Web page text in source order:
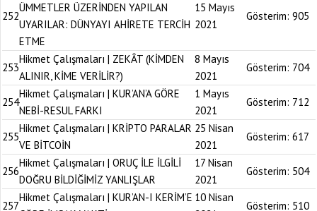
252
ÜMMETLER ÜZERİNDEN YAPILAN
UYARILAR: DÜNYAYI AHİRETE TERCİH
ETME
15 Mayıs
2021
Gösterim: 905
253
Hikmet Çalışmaları | ZEKÂT (KİMDEN
ALINIR, KİME VERİLİR?)
8 Mayıs
2021
Gösterim: 704
254
Hikmet Çalışmaları | KUR’AN’A GÖRE
NEBİ-RESUL FARKI
1 Mayıs
2021
Gösterim: 712
255
Hikmet Çalışmaları | KRİPTO PARALAR
VE BİTCOİN
25 Nisan
2021
Gösterim: 617
256
Hikmet Çalışmaları | ORUÇ İLE İLGİLİ
DOĞRU BİLDİĞİMİZ YANLIŞLAR
17 Nisan
2021
Gösterim: 504
257
Hikmet Çalışmaları | KUR’AN-I KERİM’E 10 Nisan
Gösterim: 510